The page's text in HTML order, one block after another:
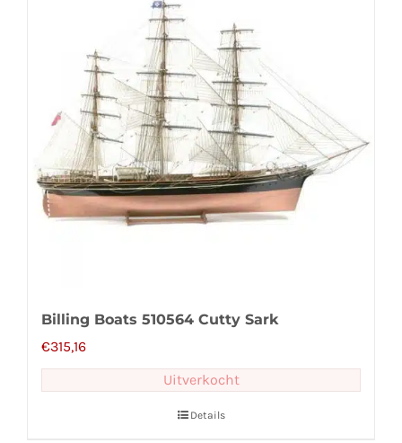
Billing Boats 510564 Cutty Sark
€315,16
Uitverkocht
Details